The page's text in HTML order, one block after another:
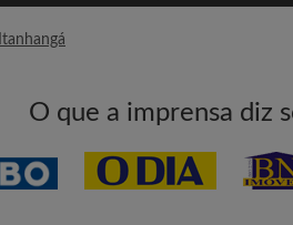
a procurar
quartos ou novas
aos quartos
Itanhangá
O que a imprensa diz